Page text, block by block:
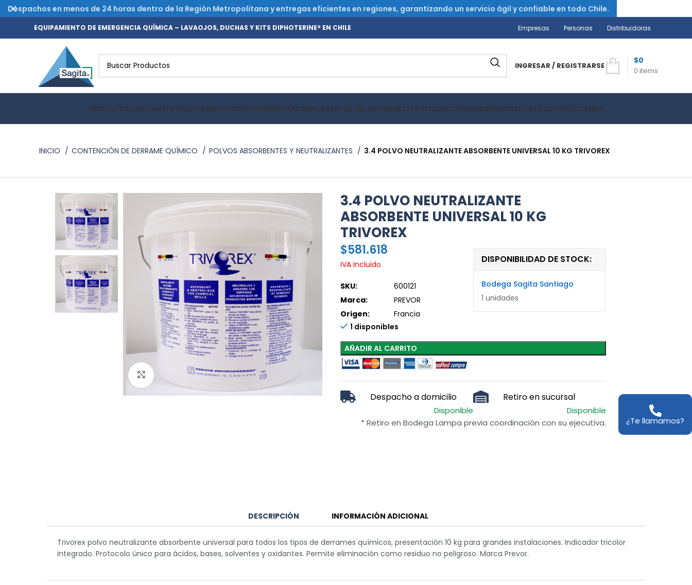
EQUIPAMIENTO DE EMERGENCIA QUÍMICA – LAVAOJOS, DUCHAS Y KITS DIPHOTERINE® EN CHILE Empresas Personas Distribuidoras
INGRESAR / REGISTRARSE
0 items
$0
INICIO¿POR QUÉ SAGITA?EQUIPAMIENTODIPHOTERINE®PERSONALCARE®CATÁLOGOSNUESTRA OTECACTIVIDADESVIDEOSBLOGFAQCONTÁCTANOS
INICIO CONTENCIÓN DE DERRAME QUÍMICO POLVOS ABSORBENTES Y NEUTRALIZANTES 3.4 POLVO NEUTRALIZANTE ABSORBENTE UNIVERSAL 10 KG TRIVOREX
Haz clic para ampliar
3.4 POLVO NEUTRALIZANTE
ABSORBENTE UNIVERSAL 10 KG
TRIVOREX
¿Te llamamos?
$581.618
IVA Incluido
SKU:
600121
Marca:
PREVOR
Origen:
Francia
DISPONIBILIDAD DE STOCK:
Bodega Sagita Santiago
1 unidades
1 disponibles
AÑADIR AL CARRITO
Despacho a domicilio
Disponible
Retiro en sucursal
Disponible
* Retiro en Bodega Lampa previa coordinación con su ejecutiva.
DESCRIPCIÓN INFORMACIÓN ADICIONAL
Trivorex polvo neutralizante absorbente universal para todos los tipos de derrames químicos, presentación 10 kg para grandes instalaciones. Indicador tricolor
integrado. Protocolo único para ácidos, bases, solventes y oxidantes. Permite eliminación como residuo no peligroso. Marca Prevor.
Despachos en menos de 24 horas dentro de la Región Metropolitana y entregas eficientes en regiones, garantizando un servicio ágil y confiable en todo Chile.